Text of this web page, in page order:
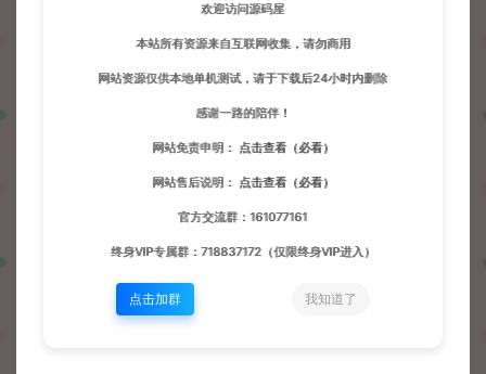
欢迎访问源码屋
本站所有资源来自互联网收集，请勿商用
网站资源仅供本地单机测试，请于下载后24小时内删除
感谢一路的陪伴！
网站免责申明： 点击查看（必看）
网站售后说明： 点击查看（必看）
官方交流群：161077161
终身VIP专属群：718837172（仅限终身VIP进入）
点击加群 我知道了